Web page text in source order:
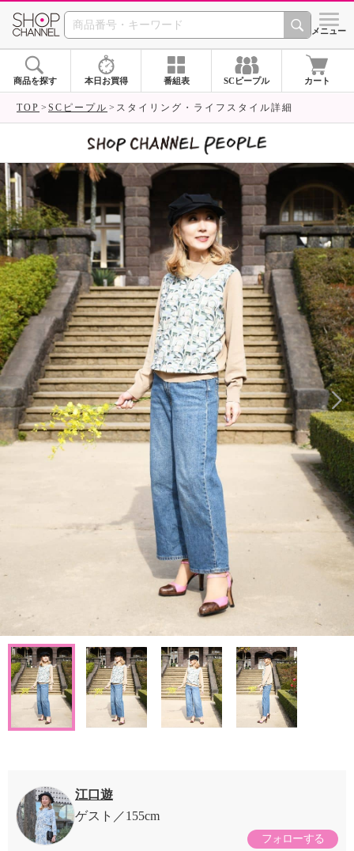
SHOP CHANNEL シメニュー
商品を探す 本日お買得 番組表 SCピープル カート
TOP SCピープル スタイリング・ライフスタイル詳細
江口遊
ゲスト
155cm
フォローする